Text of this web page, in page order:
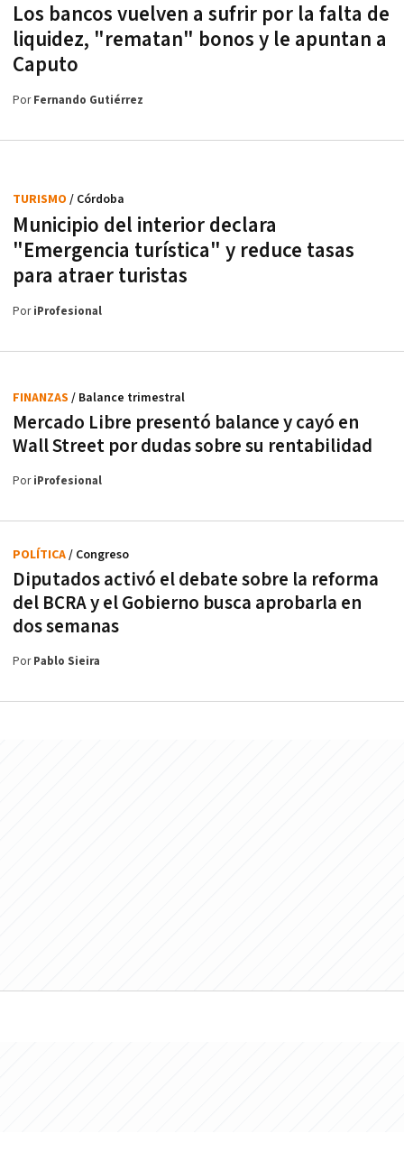
Los bancos vuelven a sufrir por la falta de
liquidez, "rematan" bonos y le apuntan a
Caputo
PorFernando Gutiérrez
Municipio del interior declara
"Emergencia turística" y reduce tasas
para atraer turistas
TURISMO / Córdoba
PoriProfesional
Mercado Libre presentó balance y cayó en
Wall Street por dudas sobre su rentabilidad
FINANZAS / Balance trimestral
PoriProfesional
Diputados activó el debate sobre la reforma
del BCRA y el Gobierno busca aprobarla en
dos semanas
POLÍTICA/ Congreso
PorPablo Sieira